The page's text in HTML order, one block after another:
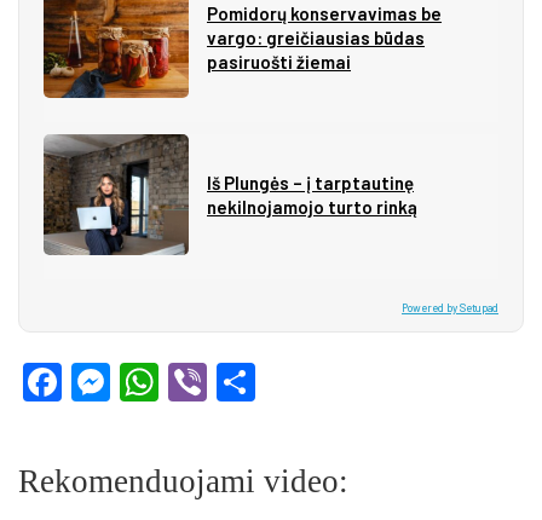
Pomidorų konservavimas be
vargo: greičiausias būdas
pasiruošti žiemai
Iš Plungės – į tarptautinę
nekilnojamojo turto rinką
Powered by Setupad
Facebook
Messenger
WhatsApp
Viber
Rekomenduojami video: